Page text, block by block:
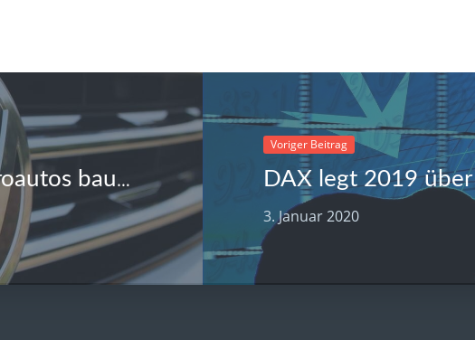
Volkswagen will noch mehr Elektroautos bauen
Voriger Beitrag
3. Januar 2020